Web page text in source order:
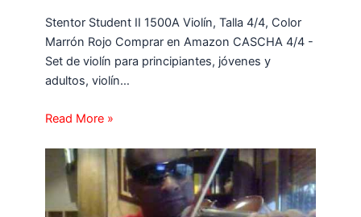
Stentor Student II 1500A Violín, Talla 4/4, Color
Marrón Rojo Comprar en Amazon CASCHA 4/4 -
Set de violín para principiantes, jóvenes y
adultos, violín…
Read More »